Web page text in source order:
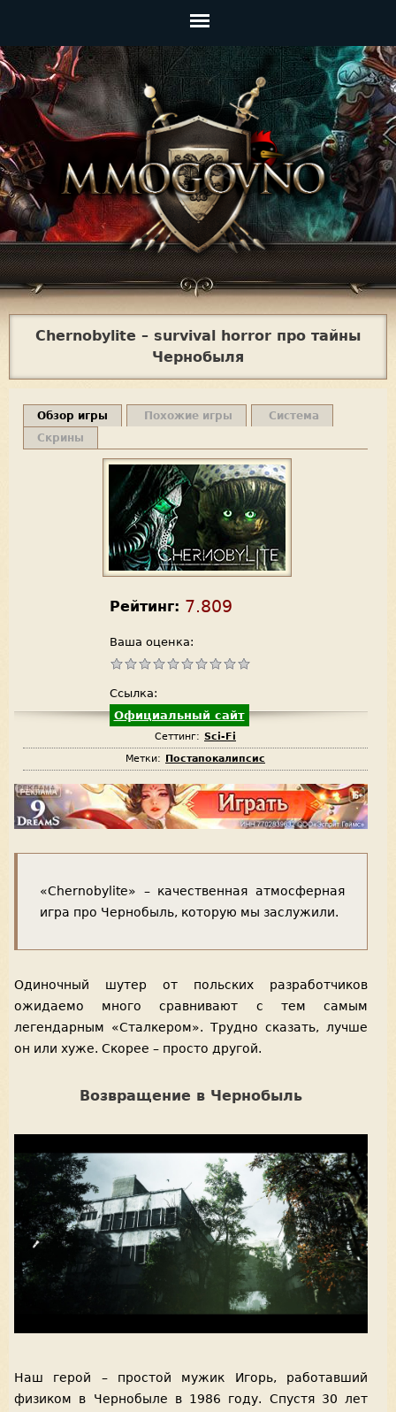
Главное
меню
Jump to navigation
Chernobylite – survival horror про тайны
Чернобыля
Обзор игры Похожие игры
Система
Скрины
Рейтинг: 7.809
Ваша оценка:
Ссылка:
Официальный сайт
Сеттинг: Sci-Fi
Метки: Постапокалипсис
«Chernobylite» – качественная атмосферная
игра про Чернобыль, которую мы заслужили.
Одиночный шутер от польских разработчиков
ожидаемо много сравнивают с тем самым
легендарным «Сталкером». Трудно сказать, лучше
он или хуже. Скорее – просто другой.
Возвращение в Чернобыль
Наш герой – простой мужик Игорь, работавший
физиком в Чернобыле в 1986 году. Спустя 30 лет